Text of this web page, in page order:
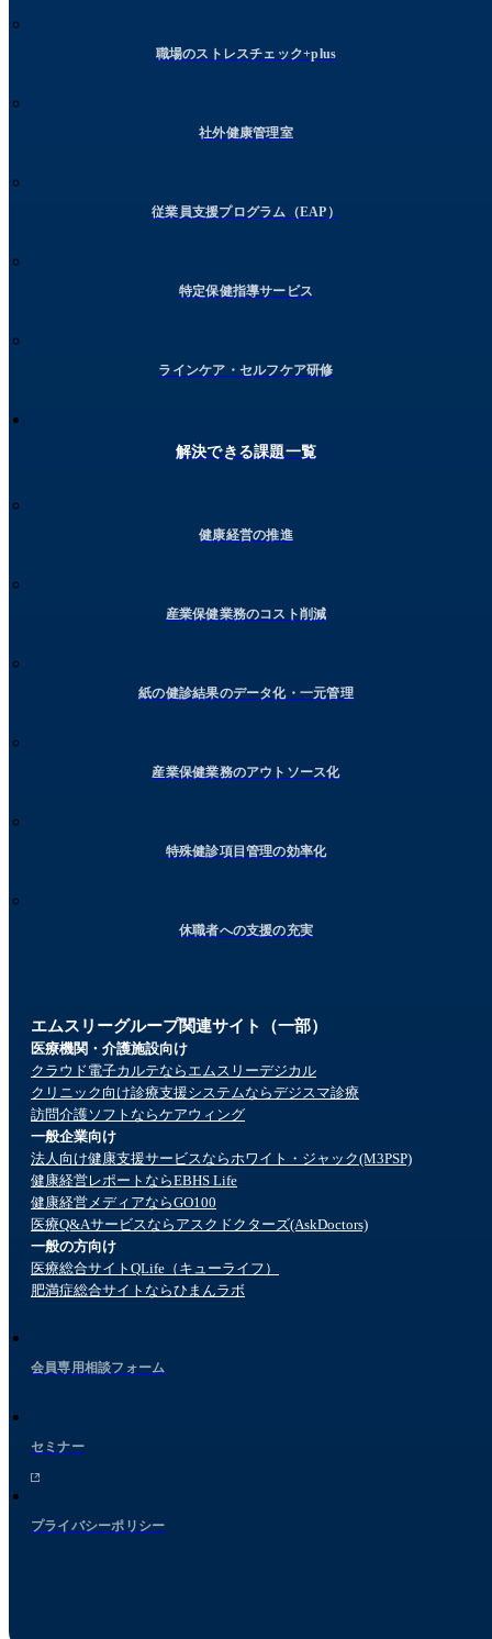
職場のストレスチェック+plus
社外健康管理室
従業員支援プログラム（EAP）
特定保健指導サービス
ラインケア・セルフケア研修
解決できる課題一覧
健康経営の推進
産業保健業務のコスト削減
紙の健診結果のデータ化・一元管理
産業保健業務のアウトソース化
特殊健診項目管理の効率化
休職者への支援の充実
エムスリーグループ関連サイト（一部）
医療機関・介護施設向け
クラウド電子カルテならエムスリーデジカル
クリニック向け診療支援システムならデジスマ診療
訪問介護ソフトならケアウィング
一般企業向け
法人向け健康支援サービスならホワイト・ジャック(M3PSP)
健康経営レポートならEBHS Life
健康経営メディアならGO100
医療Q&Aサービスならアスクドクターズ(AskDoctors)
一般の方向け
医療総合サイトQLife（キューライフ）
肥満症総合サイトならひまんラボ
会員専用相談フォーム
セミナー
プライバシーポリシー